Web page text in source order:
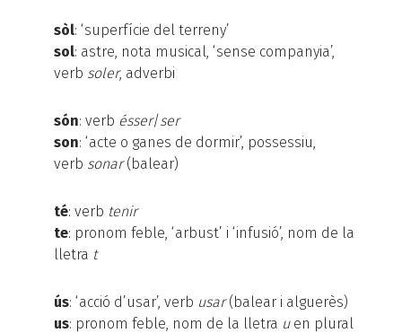
sòl: ‘superfície del terreny’
sol: astre, nota musical, ‘sense companyia’,
verb soler, adverbi
són: verb ésser/ser
son: ‘acte o ganes de dormir’, possessiu,
verb sonar(balear)
té: verb tenir
te: pronom feble, ‘arbust’ i ‘infusió’, nom de la
lletra t
ús: ‘acció d’usar’, verb usar(balear i alguerès)
us: pronom feble, nom de la lletra uen plural